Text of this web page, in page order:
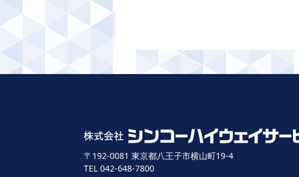
〒192-0081 東京都八王子市横山町19-4
TEL 042-648-7800